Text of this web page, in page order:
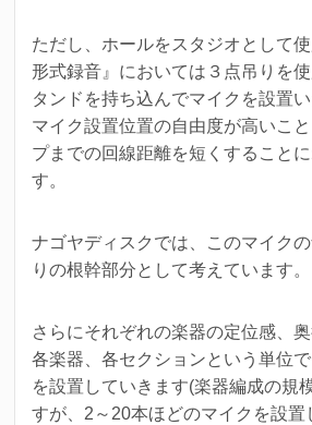
ただし、ホールをスタジオとして
形式録音』においては３点吊りを
タンドを持ち込んでマイクを設置い
マイク設置位置の自由度が高いこ
プまでの回線距離を短くすること
す。
ナゴヤディスクでは、このマイク
りの根幹部分として考えています。
さらにそれぞれの楽器の定位感、
各楽器、各セクションという単位
を設置していきます(楽器編成の規
すが、2～20本ほどのマイクを設置